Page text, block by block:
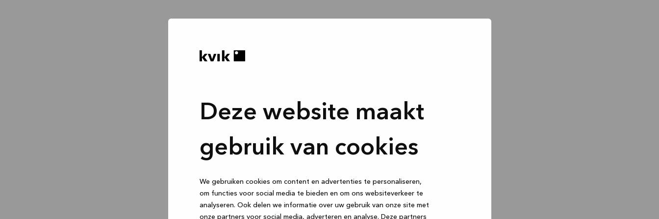
Deze website maakt
gebruik van cookies
We gebruiken cookies om content en advertenties te personaliseren,
om functies voor social media te bieden en om ons websiteverkeer te
analyseren. Ook delen we informatie over uw gebruik van onze site met
onze partners voor social media, adverteren en analyse. Deze partners